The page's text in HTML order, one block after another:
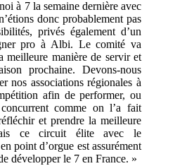
à 7 la semaine dernière avec
donc probablement pas
privés également d’un
pro à Albi. Le comité va
meilleure manière de servir et
prochaine. Devons-nous
nos associations régionales à
afin de performer, ou
comme on l’a fait
et prendre la meilleure
ce circuit élite avec le
point d’orgue est assurément
développer le 7 en France. »